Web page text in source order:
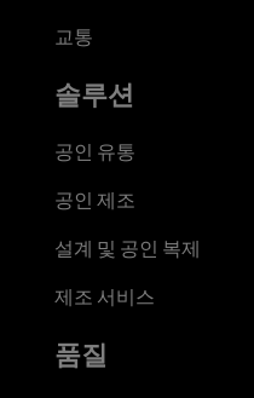
교통
솔루션
공인 유통
공인 제조
설계 및 공인 복제
제조 서비스
품질